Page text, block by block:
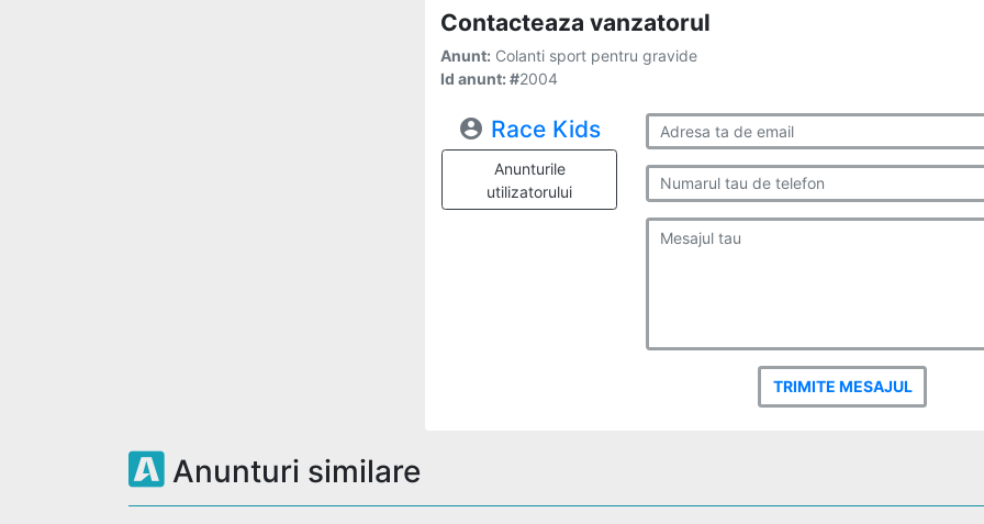
Contacteaza vanzatorul
Anunt: Colanti sport pentru gravide
Id anunt: #2004
account_circle Race Kids
Anunturile
utilizatorului
TRIMITE MESAJUL
Anunturi similare